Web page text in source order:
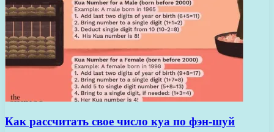
Как рассчитать свое число куа по фэн-шуй